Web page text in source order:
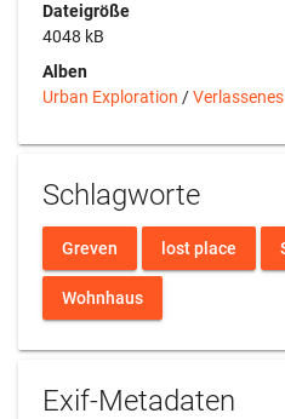
Dateigröße
4048 kB
Alben
Urban Exploration /
Schlagworte
Greven lost place
Wohnhaus
Exif-Metadaten